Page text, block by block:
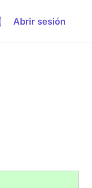
Abrir sesión